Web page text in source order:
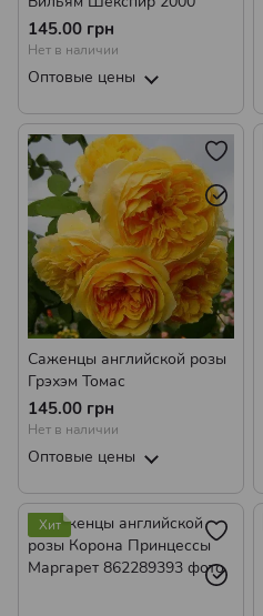
145.00 грн
Нет в наличии
Оптовые цены
Саженцы английской розы
Грэхэм Томас
145.00 грн
Нет в наличии
Оптовые цены
Хит